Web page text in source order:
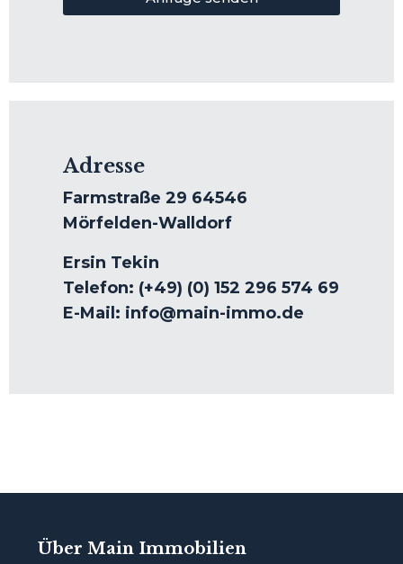
Adresse
Farmstraße 29 64546
Mörfelden-Walldorf
Ersin Tekin
Telefon: (+49) (0) 152 296 574 69
E-Mail: info@main-immo.de
Über Main Immobilien